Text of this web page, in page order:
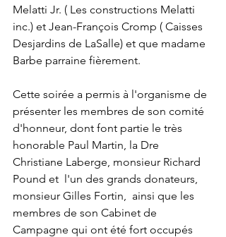
Melatti Jr. ( Les constructions Melatti
inc.) et Jean-François Cromp ( Caisses
Desjardins de LaSalle) et que madame
Barbe parraine fièrement.
Cette soirée a permis à l'organisme de
présenter les membres de son comité
d'honneur, dont font partie le très
honorable Paul Martin, la Dre
Christiane Laberge, monsieur Richard
Pound et  l'un des grands donateurs,
monsieur Gilles Fortin,  ainsi que les
membres de son Cabinet de
Campagne qui ont été fort occupés